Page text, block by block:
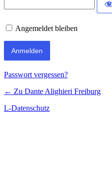
Angemeldet bleiben
Passwort vergessen?
← Zu Dante Alighieri Freiburg
L-Datenschutz